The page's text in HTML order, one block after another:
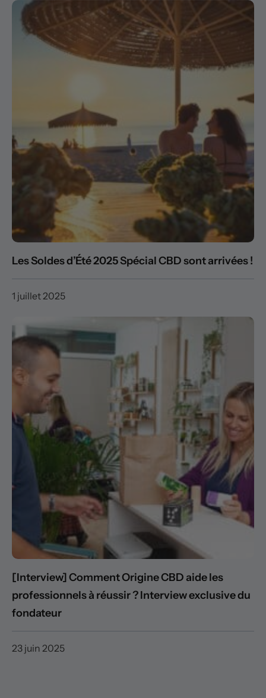
Les Soldes d’Été 2025 Spécial CBD sont arrivées !
1 juillet 2025
[Interview] Comment Origine CBD aide les
professionnels à réussir ? Interview exclusive du
fondateur
23 juin 2025